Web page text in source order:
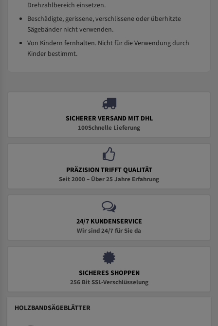
Drehzahlbereich einsetzen.
Beschädigte, gerissene, verschlissene oder überhitzte
Sägebänder nicht verwenden.
Von Kindern fernhalten. Nicht für die Verwendung durch
Kinder bestimmt.
SICHERER VERSAND MIT DHL
100Schnelle Lieferung
PRÄZISION TRIFFT QUALITÄT
Seit 2000 – Über 25 Jahre Erfahrung
24/7 KUNDENSERVICE
Wir sind 24/7 für Sie da
SICHERES SHOPPEN
256 Bit SSL-Verschlüsselung
HOLZBANDSÄGEBLÄTTER